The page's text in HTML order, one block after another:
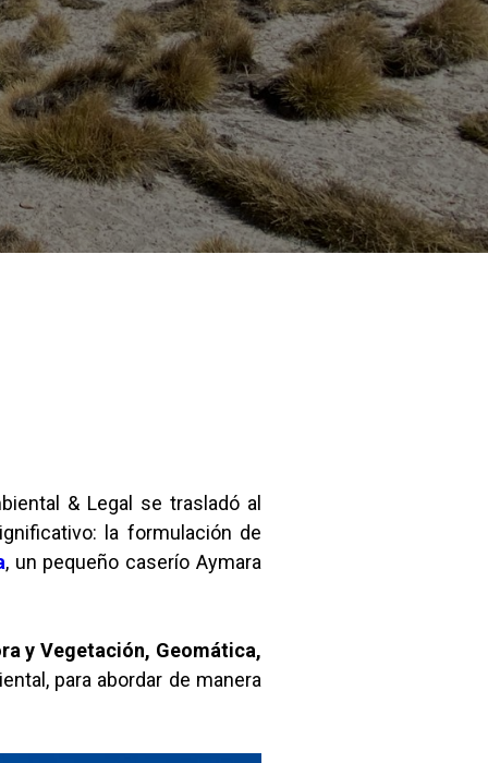
& Legal se trasladó al
la formulación de
, un pequeño caserío Aymara
y Vegetación, Geomática,
para abordar de manera